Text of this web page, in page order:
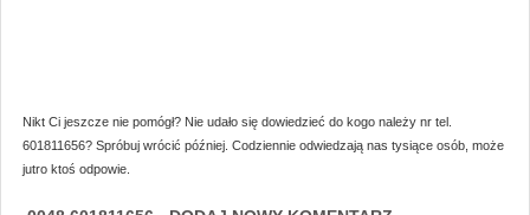
Nikt Ci jeszcze nie pomógł? Nie udało się dowiedzieć do kogo należy nr tel.
601811656? Spróbuj wrócić później. Codziennie odwiedzają nas tysiące osób, może
jutro ktoś odpowie.